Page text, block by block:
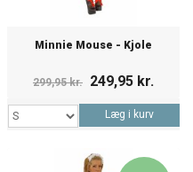
Minnie Mouse - Kjole
299,95 kr. 249,95 kr.
Læg i kurv